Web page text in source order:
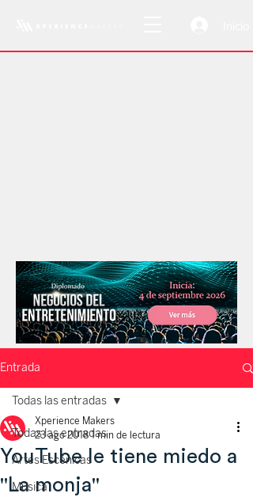
Entrada
Todas las entradas
Artes Escénicas
Música
Todas las entradas
YouTube le tiene miedo a
"La monja"
Xperience Makers
23 ago 2018 1 min de lectura